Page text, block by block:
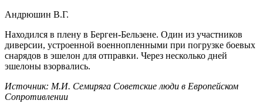
Андрюшин В.Г.
Находился в плену в Берген-Бельзене. Один из участников
диверсии, устроенной военнопленными при погрузке боевых
снарядов в эшелон для отправки. Через несколько дней
эшелоны взорвались.
Источник: М.И. Семиряга Советские люди в Европейском
Сопротивлении